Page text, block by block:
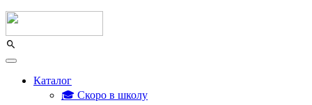
Каталог
🎓 Скоро в школу